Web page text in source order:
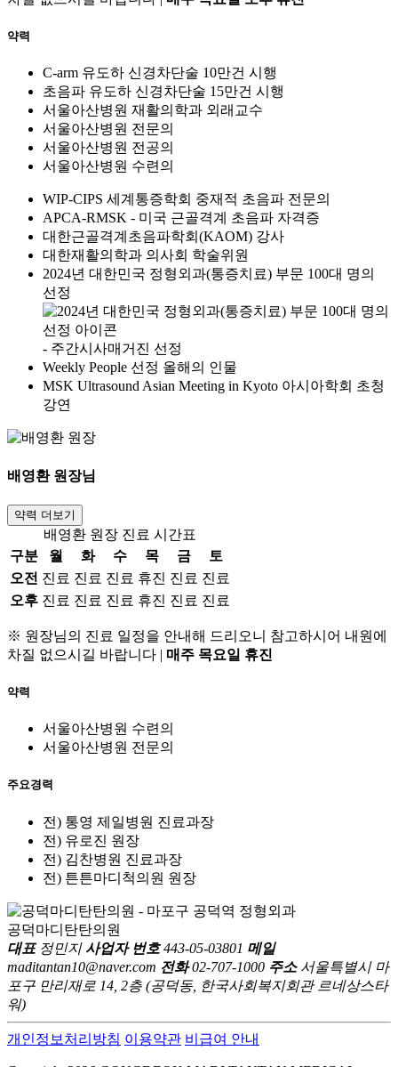
약력
C-arm 유도하 신경차단술 10만건 시행
초음파 유도하 신경차단술 15만건 시행
서울아산병원 재활의학과 외래교수
서울아산병원 전문의
서울아산병원 전공의
서울아산병원 수련의
WIP-CIPS 세계통증학회 중재적 초음파 전문의
APCA-RMSK - 미국 근골격계 초음파 자격증
대한근골격계초음파학회(KAOM) 강사
대한재활의학과 의사회 학술위원
2024년 대한민국 정형외과(통증치료) 부문 100대 명의
선정
- 주간시사매거진 선정
Weekly People 선정 올해의 인물
MSK Ultrasound Asian Meeting in Kyoto 아시아학회 초청
강연
배영환 원장님
약력 더보기
배영환 원장 진료 시간표
구분
월 화 수 목 금
토
오전 진료 진료 진료 휴진 진료 진료
오후 진료 진료 진료 휴진 진료 진료
※ 원장님의 진료 일정을 안내해 드리오니 참고하시어 내원에
차질 없으시길 바랍니다 | 매주 목요일 휴진
약력
서울아산병원 수련의
서울아산병원 전문의
주요경력
전) 통영 제일병원 진료과장
전) 유로진 원장
전) 김찬병원 진료과장
전) 튼튼마디척의원 원장
공덕마디탄탄의원
대표정민지 사업자 번호443-05-03801 메일
maditantan10@naver.com 전화02-707-1000 주소서울특별시 마
포구 만리재로 14, 2층 (공덕동, 한국사회복지회관 르네상스타
워)
개인정보처리방침 이용약관 비급여 안내